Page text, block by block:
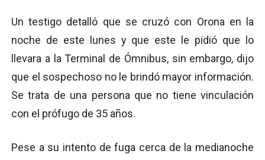
Un testigo detalló que se cruzó con Orona en la
noche de este lunes y que este le pidió que lo
llevara a la Terminal de Ómnibus, sin embargo, dijo
que el sospechoso no le brindó mayor información.
Se trata de una persona que no tiene vinculación
con el prófugo de 35 años.
Pese a su intento de fuga cerca de la medianoche